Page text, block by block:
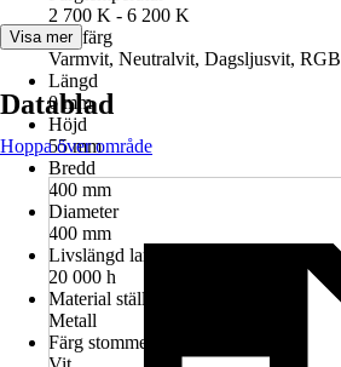
2 700 K - 6 200 K
Ljusfärg
Varmvit, Neutralvit, Dagsljusvit, RGB
Längd
0 mm
Höjd
55 mm
Bredd
400 mm
Diameter
400 mm
Livslängd lampa
20 000 h
Material ställning
Metall
Färg stomme
Visa mer
Datablad
Hoppa över område